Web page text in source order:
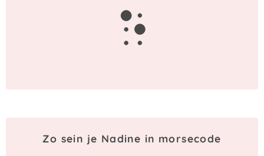
e
Zo sein je Nadine in morsecode